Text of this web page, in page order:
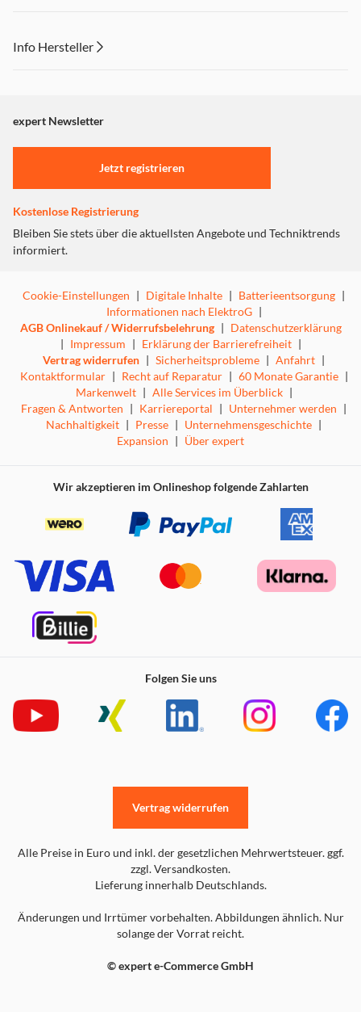
Info Hersteller
"Marketing".
Einstellungen anpassen
expert Newsletter
Jetzt registrieren
Kostenlose Registrierung
Bleiben Sie stets über die aktuellsten Angebote und Techniktrends
informiert.
Cookie-Einstellungen | Digitale Inhalte | Batterieentsorgung |
Informationen nach ElektroG |
AGB Onlinekauf / Widerrufsbelehrung | Datenschutzerklärung
| Impressum | Erklärung der Barrierefreiheit |
Vertrag widerrufen | Sicherheitsprobleme | Anfahrt |
Kontaktformular | Recht auf Reparatur | 60 Monate Garantie |
Markenwelt | Alle Services im Überblick |
Fragen & Antworten | Karriereportal | Unternehmer werden |
Nachhaltigkeit | Presse | Unternehmensgeschichte |
Expansion | Über expert
Wir akzeptieren im Onlineshop folgende Zahlarten
Folgen Sie uns
Alle Preise in Euro und inkl. der gesetzlichen Mehrwertsteuer. ggf.
zzgl. Versandkosten.
Lieferung innerhalb Deutschlands.
Änderungen und Irrtümer vorbehalten. Abbildungen ähnlich. Nur
solange der Vorrat reicht.
© expert e-Commerce GmbH
Vertrag widerrufen